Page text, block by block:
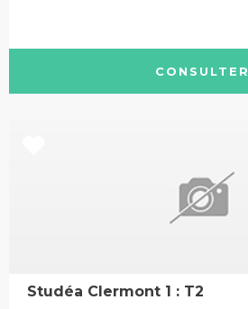
CONSULTER
Studéa Clermont 1 : T2